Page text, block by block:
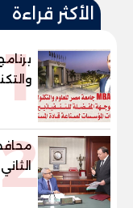
الأكثر قراءة
1
2